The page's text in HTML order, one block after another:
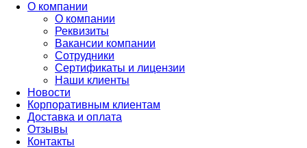
О компании
О компании
Реквизиты
Вакансии компании
Сотрудники
Сертификаты и лицензии
Наши клиенты
Новости
Корпоративным клиентам
Доставка и оплата
Отзывы
Контакты